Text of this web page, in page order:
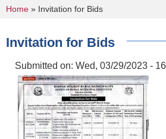
You are here
Home » Invitation for Bids
Invitation for Bids
Submitted on: Wed, 03/29/2023 -